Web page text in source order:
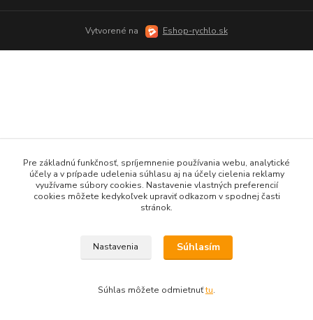
Vytvorené na Eshop-rychlo.sk
Pre základnú funkčnosť, spríjemnenie používania webu, analytické
účely a v prípade udelenia súhlasu aj na účely cielenia reklamy
využívame súbory cookies. Nastavenie vlastných preferencií
cookies môžete kedykoľvek upraviť odkazom v spodnej časti
stránok.
Nastavenia Súhlasím
Súhlas môžete odmietnuťtu.